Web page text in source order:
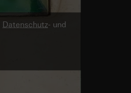
Datenschutz- und